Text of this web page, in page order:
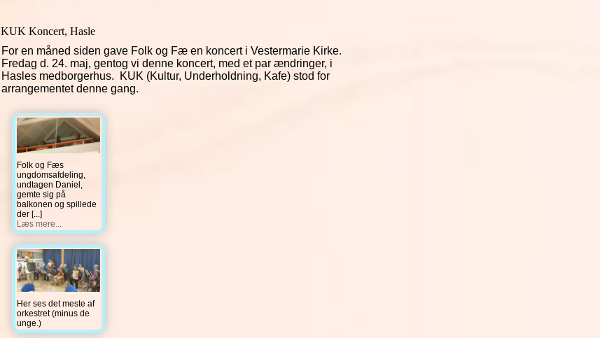
KUK Koncert, Hasle
For en måned siden gave Folk og Fæ en koncert i Vestermarie Kirke.
Fredag d. 24. maj, gentog vi denne koncert, med et par ændringer, i
Hasles medborgerhus. KUK (Kultur, Underholdning, Kafe) stod for
arrangementet denne gang.
Folk og Fæs
ungdomsafdeling,
undtagen Daniel,
gemte sig på
balkonen og spillede
der [...]
Læs mere...
Her ses det meste af
orkestret (minus de
unge.)